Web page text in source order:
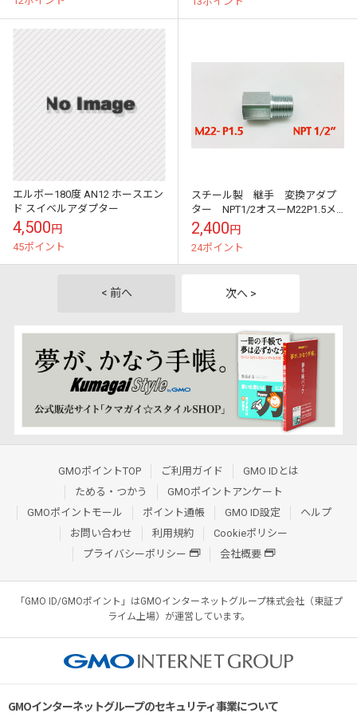
エルボー180度 AN12 ホースエン
ド スイベルアダプター
4,500円
45ポイント
スチール製 継手 変換アダプ
ター NPT1/2オスーM22P1.5メ
ス ストレート 全長43ｍｍ
2,400円
24ポイント
< 前へ 次へ >
GMOポイントTOP ご利用ガイド
GMO IDとは
ためる・つかう
GMOポイントアンケート
GMOポイントモール
ポイント通帳 GMO ID設定
ヘルプ
お問い合わせ
利用規約
Cookieポリシー
プライバシーポリシー
会社概要
「GMO ID/GMOポイント」はGMOインターネットグループ株式会社（東証プ
ライム上場）が運営しています。
GMOインターネットグループのセキュリティ事業について